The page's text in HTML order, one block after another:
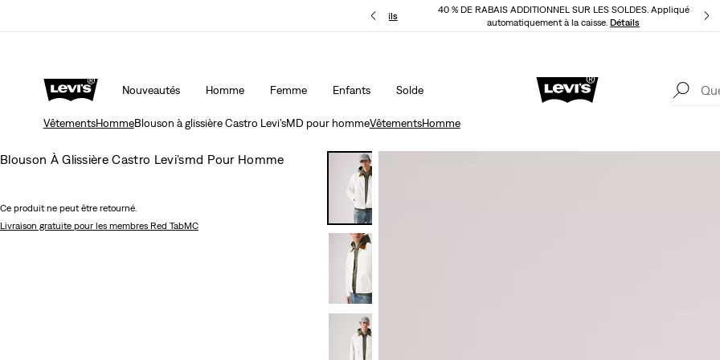
Détails
40 % DE RABAIS ADDITIONNEL SUR LES SOLDES. Appliqué
automatiquement à la caisse.Détails
Nouveautés Homme Femme Enfants Solde
LE MEILLEUR DE LEVI'SMD – MAINTENANT DANS L’APPLI Détails
VêtementsHommeBlouson à glissière Castro Levi’sMD pour hommeVêtementsHomme
Blouson À Glissière Castro Levi’smd Pour Homme
Ce produit ne peut être retourné.
Livraison gratuite pour les membres Red TabMC